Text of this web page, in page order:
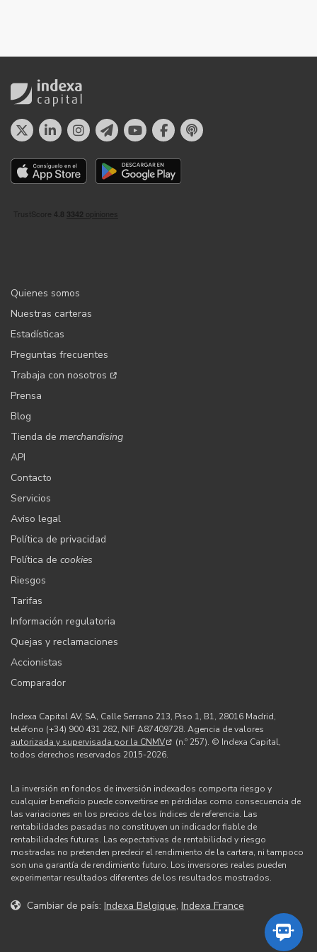
Quienes somos
Nuestras carteras
Estadísticas
Preguntas frecuentes
Trabaja con nosotros
Prensa
Blog
Tienda de merchandising
API
Contacto
Servicios
Aviso legal
Política de privacidad
Política de cookies
Riesgos
Tarifas
Información regulatoria
Quejas y reclamaciones
Accionistas
Comparador
Indexa Capital AV, SA, Calle Serrano 213, Piso 1, B1, 28016 Madrid,
teléfono (+34) 900 431 282, NIF A87409728. Agencia de valores
autorizada y supervisada por la CNMV
(n.º 257). © Indexa Capital,
todos derechos reservados 2015-2026.
La inversión en fondos de inversión indexados comporta riesgo y
cualquier beneficio puede convertirse en pérdidas como consecuencia de
las variaciones en los precios de los índices de referencia. Las
rentabilidades pasadas no constituyen un indicador fiable de
rentabilidades futuras. Las expectativas de rentabilidad y riesgo
mostradas no pretenden predecir el rendimiento de la cartera, ni tampoco
son una garantía de rendimiento futuro. Los inversores reales pueden
experimentar resultados diferentes de los resultados mostrados.
Cambiar de país: Indexa Belgique, Indexa France